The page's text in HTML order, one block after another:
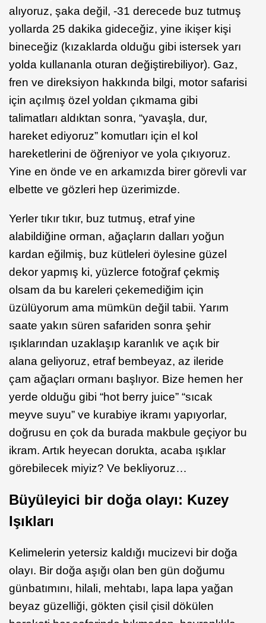
alıyoruz, şaka değil, -31 derecede buz tutmuş
yollarda 25 dakika gideceğiz, yine ikişer kişi
bineceğiz (kızaklarda olduğu gibi istersek yarı
yolda kullananla oturan değiştirebiliyor). Gaz,
fren ve direksiyon hakkında bilgi, motor safarisi
için açılmış özel yoldan çıkmama gibi
talimatları aldıktan sonra, “yavaşla, dur,
hareket ediyoruz” komutları için el kol
hareketlerini de öğreniyor ve yola çıkıyoruz.
Yine en önde ve en arkamızda birer görevli var
elbette ve gözleri hep üzerimizde.
Yerler tıkır tıkır, buz tutmuş, etraf yine
alabildiğine orman, ağaçların dalları yoğun
kardan eğilmiş, buz kütleleri öylesine güzel
dekor yapmış ki, yüzlerce fotoğraf çekmiş
olsam da bu kareleri çekemediğim için
üzülüyorum ama mümkün değil tabii. Yarım
saate yakın süren safariden sonra şehir
ışıklarından uzaklaşıp karanlık ve açık bir
alana geliyoruz, etraf bembeyaz, az ileride
çam ağaçları ormanı başlıyor. Bize hemen her
yerde olduğu gibi “hot berry juice” “sıcak
meyve suyu” ve kurabiye ikramı yapıyorlar,
doğrusu en çok da burada makbule geçiyor bu
ikram. Artık heyecan dorukta, acaba ışıklar
görebilecek miyiz? Ve bekliyoruz…
Büyüleyici bir doğa olayı: Kuzey
Işıkları
Kelimelerin yetersiz kaldığı mucizevi bir doğa
olayı. Bir doğa aşığı olan ben gün doğumu
günbatımını, hilali, mehtabı, lapa lapa yağan
beyaz güzelliği, gökten çisil çisil dökülen